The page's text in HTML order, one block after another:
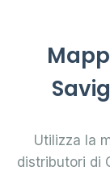
Utilizza la
distributori di